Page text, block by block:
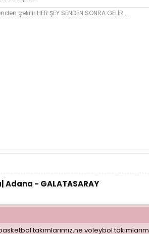
HER ŞEY SENDEN SONRA GELİR...
Adana - GALATASARAY
takımlarımız,ne voleybol